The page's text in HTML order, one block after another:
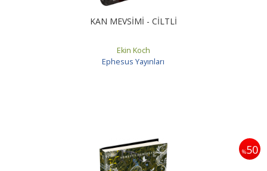
KAN MEVSİMİ - CİLTLİ
Ekin Koch
Ephesus Yayınları
%50